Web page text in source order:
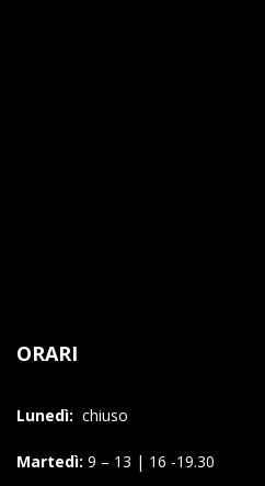
ORARI
Lunedì: chiuso
Martedì: 9 – 13 | 16 -19.30